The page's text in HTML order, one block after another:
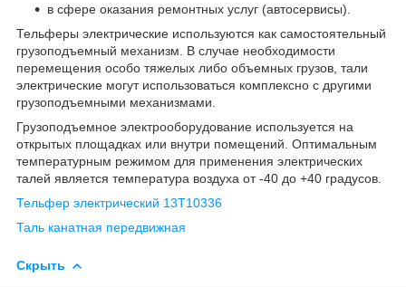
в сфере оказания ремонтных услуг (автосервисы).
Тельферы электрические используются как самостоятельный
грузоподъемный механизм. В случае необходимости
перемещения особо тяжелых либо объемных грузов, тали
электрические могут использоваться комплексно с другими
грузоподъемными механизмами.
Грузоподъемное электрооборудование используется на
открытых площадках или внутри помещений. Оптимальным
температурным режимом для применения электрических
талей является температура воздуха от -40 до +40 градусов.
Тельфер электрический 13Т10336
Таль канатная передвижная
Скрыть